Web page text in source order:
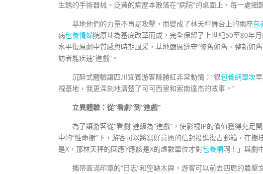
生銹的手術器械、泛黃的病歷本散落在“病院”的桌面上，每一處細
基地他們的力量不再是攻擊，而變成了林天秤舞台上的兩座包
病包養情婦院原址為基底改革而成，完全保留了上世紀50至80年
水平復原劇中質感與時期風采，基地嚴厲遵守“修舊如舊、整新如舊
訪者能疾速“進戲”。
沉醉式體驗讓四川宜賓游客陳勝紅非常動情：“很包養網單次
視基地，我更深刻地清楚了可可西里和索南達杰的故事。”
立異體驗：從“看劇”到“進戲”
為了讓游客從“看劇”進級為“進戲”，使影視IP的價值獲得充足
中的“性命樹”下，游客可以將寫好意愿的信封投進復古郵箱，在樹
是X，那林天秤的回應Y應該是X的虛數單位才對包養網啊！」與劇
攜帶蓋滿印章的“日志”和空缺木牌，游客可以前去四周的農墾